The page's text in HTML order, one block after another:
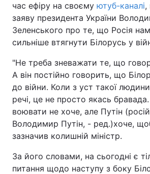
час ефіру на своєму ютуб-каналі,
заяву президента України
Зеленського про те, що Росія
сильніше втягнути Білорусь у
"Не треба зневажати те, що
А він постійно говорить, що
до війни. Коли з уст такої
речі, це не просто якась бравада.
воювати не хоче, але Путін
Володимир Путін, - ред.)хоче,
зазначив колишній міністр.
За його словами, на сьогодні є
питання щодо наступу з боку